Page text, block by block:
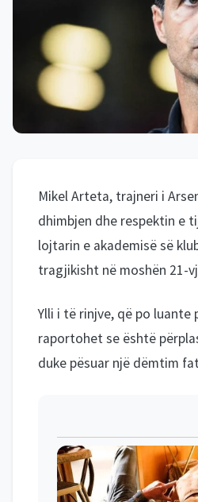
Mikel Arteta, trajneri i
dhimbjen dhe respektin e
lojtarin e akademisë së
tragjikisht në moshën 21-
Ylli i të rinjve, që po luante
raportohet se është
duke pësuar një dëmtim